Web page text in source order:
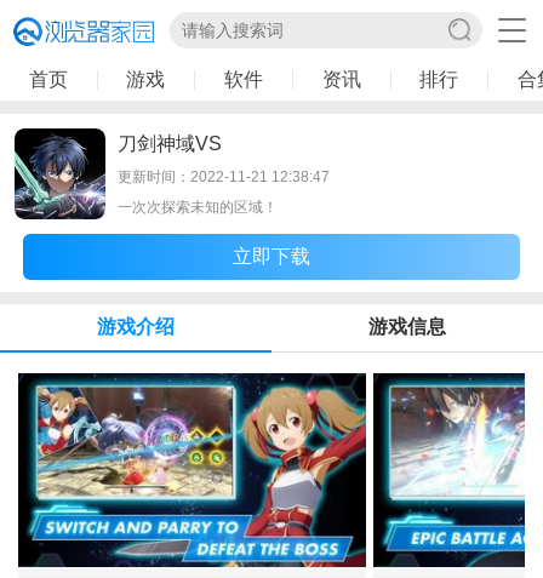
首页 游戏 软件 资讯 排行 合
刀剑神域VS
更新时间：2022-11-21 12:38:47
一次次探索未知的区域！
立即下载
游戏介绍 游戏信息